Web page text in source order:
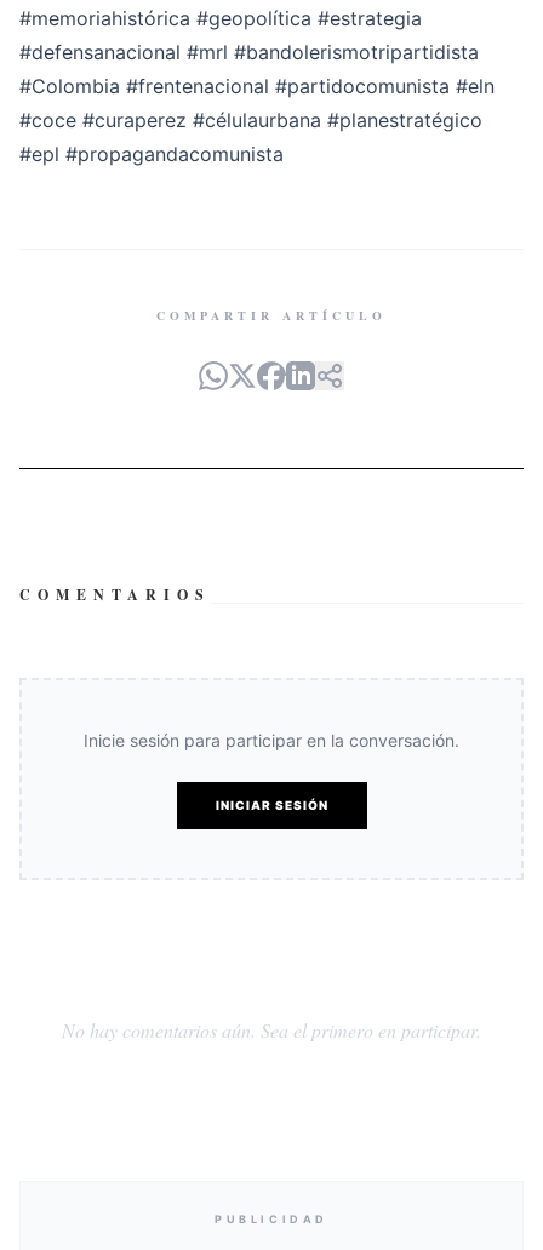
#memoriahistórica #geopolítica #estrategia
#defensanacional #mrl #bandolerismotripartidista
#Colombia #frentenacional #partidocomunista #eln
#coce #curaperez #célulaurbana #planestratégico
#epl #propagandacomunista
COMPARTIR ARTÍCULO
COMENTARIOS
Inicie sesión para participar en la conversación.
INICIAR SESIÓN
No hay comentarios aún. Sea el primero en participar.
PUBLICIDAD